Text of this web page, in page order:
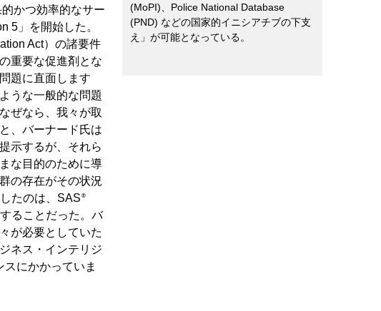
かつ効率的なサー
5」を開始した。
Act）の諸要件
重要な促進剤とな
題に直面します
うな一般的な問題
ぜなら、我々が取
、バーナード氏は
示するが、それら
な目的のために導
の存在がその状況
たのは、SAS ®
ることだった。バ
が必要としていた
ネス・インテリジ
にかかっていま
(MoPI)、Police National Database
(PND) などの国家的イニシアチブの下支
え」が可能となっている。